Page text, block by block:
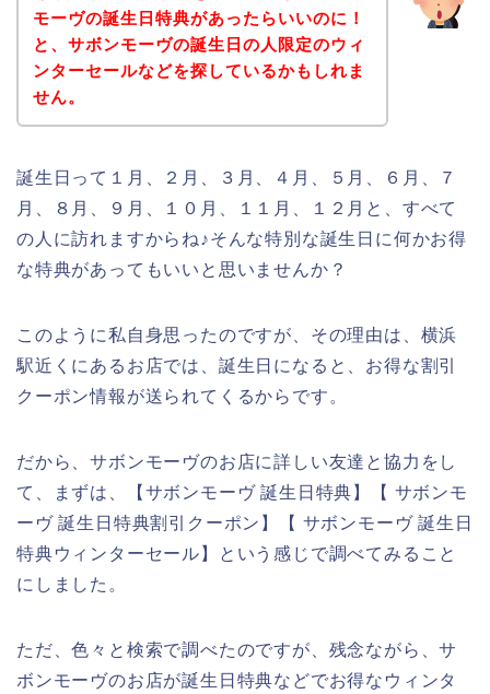
モーヴの誕生日特典があったらいいのに！
と、サボンモーヴの誕生日の人限定のウィ
ンターセールなどを探しているかもしれま
せん。
誕生日って１月、２月、３月、４月、５月、６月、７
月、８月、９月、１０月、１１月、１２月と、すべて
の人に訪れますからね♪そんな特別な誕生日に何かお得
な特典があってもいいと思いませんか？
このように私自身思ったのですが、その理由は、横浜
駅近くにあるお店では、誕生日になると、お得な割引
クーポン情報が送られてくるからです。
だから、サボンモーヴのお店に詳しい友達と協力をし
て、まずは、【サボンモーヴ 誕生日特典】【 サボンモ
ーヴ 誕生日特典割引クーポン】【 サボンモーヴ 誕生日
特典ウィンターセール】という感じで調べてみること
にしました。
ただ、色々と検索で調べたのですが、残念ながら、サ
ボンモーヴのお店が誕生日特典などでお得なウィンタ